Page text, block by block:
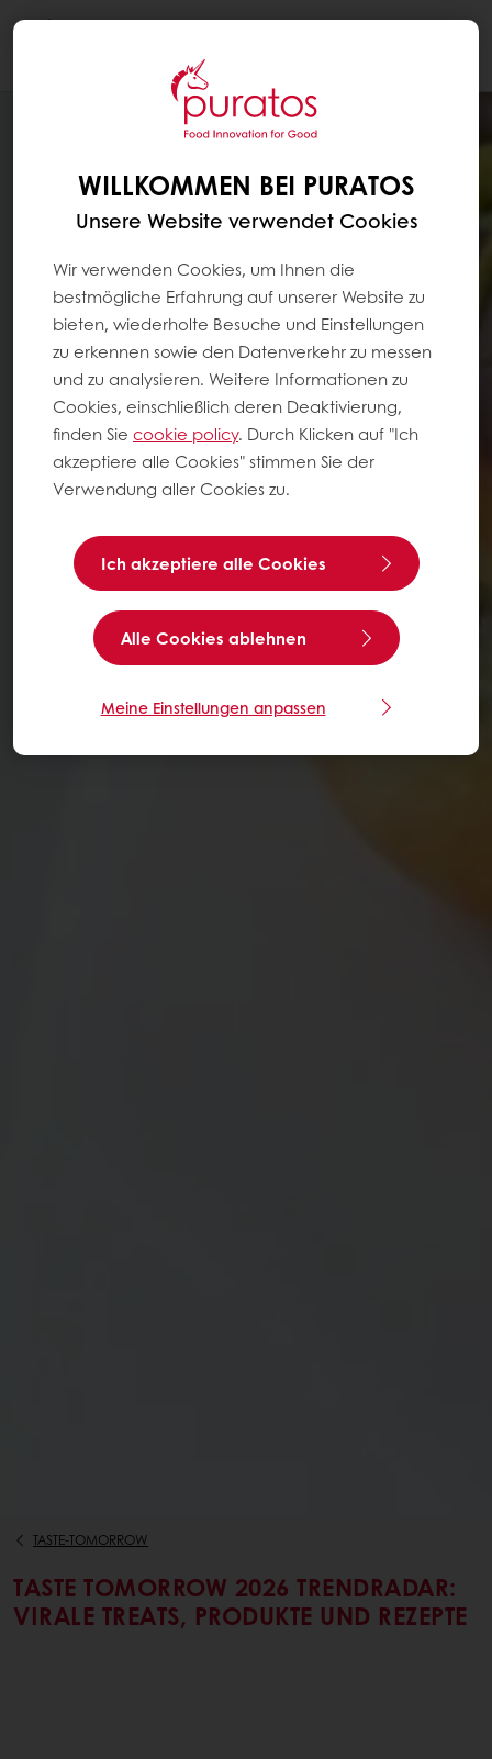
TASTE-TOMORROW
TASTE TOMORROW 2026 TRENDRADAR:
VIRALE TREATS, PRODUKTE UND REZEPTE
WILLKOMMEN BEI PURATOS
Unsere Website verwendet Cookies
Wir verwenden Cookies, um Ihnen die
bestmögliche Erfahrung auf unserer Website zu
bieten, wiederholte Besuche und Einstellungen
zu erkennen sowie den Datenverkehr zu messen
und zu analysieren. Weitere Informationen zu
Cookies, einschließlich deren Deaktivierung,
finden Sie cookie policy. Durch Klicken auf "Ich
akzeptiere alle Cookies" stimmen Sie der
Verwendung aller Cookies zu.
Ich akzeptiere alle Cookies
Alle Cookies ablehnen
Meine Einstellungen anpassen